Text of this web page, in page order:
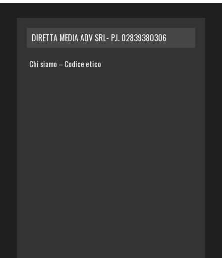
DIRETTA MEDIA ADV SRL- P.I. 02839380306
Chi siamo – Codice etico